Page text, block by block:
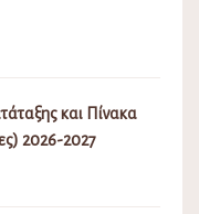
και Πίνακα
2026-2027